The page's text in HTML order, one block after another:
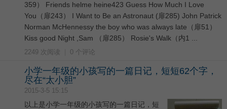
359） Friends helme heine423 Guess How Much I Love
You（扉243） I Want to Be an Astronaut (扉285) John Patrick
Norman McHennessy the boy who was always late（扉51）
Kiss good Night ,Sam （扉285） Rosie's Walk（内1 ...
2249 次阅读 0 个评论
小学一年级的小孩写的一篇日记，短短62个字，
尽在“太小胆”
2015-3-5 15:15
以上是小学一年级的小孩写的一篇日记，短